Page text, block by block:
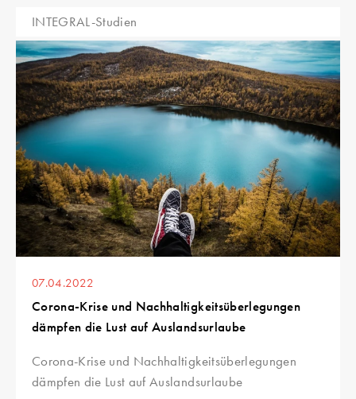
INTEGRAL-Studien
07.04.2022
Corona-Krise und Nachhaltigkeitsüberlegungen
dämpfen die Lust auf Auslandsurlaube
Corona-Krise und Nachhaltigkeitsüberlegungen
dämpfen die Lust auf Auslandsurlaube